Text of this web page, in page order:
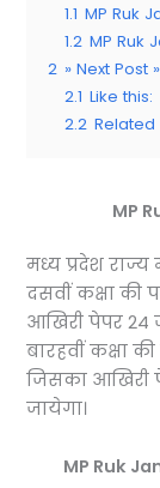
1.1 MP Ruk
1.2 MP Ruk
2 » Next Post »
2.1 Like this:
2.2 Related
MP
मध्य प्रदेश राज्य
दसवीं कक्षा की
आखिरी पेपर 24
बारहवीं कक्षा
जिसका आखिरी
जायेगा।
MP Ruk